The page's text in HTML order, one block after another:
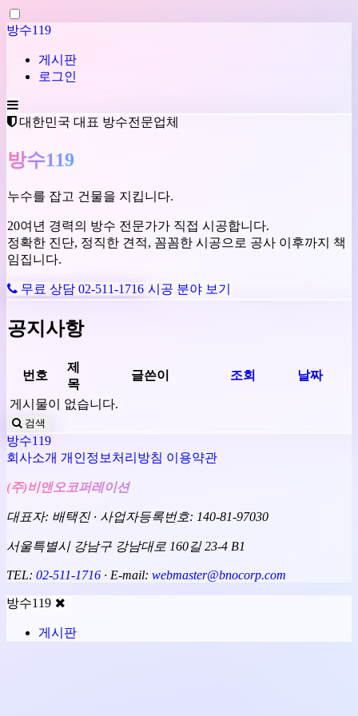
방수119
게시판
로그인
대한민국 대표 방수전문업체
방수119
누수를 잡고 건물을 지킵니다.
20여년 경력의 방수 전문가가 직접 시공합니다.
정확한 진단, 정직한 견적, 꼼꼼한 시공으로 공사 이후까지 책
임집니다.
무료 상담 02-511-1716 시공 분야 보기
공지사항
번호
제
목
글쓴이 조회 날짜
게시물이 없습니다.
검색
방수119
회사소개 개인정보처리방침 이용약관
(주)비앤오코퍼레이션
대표자: 배택진 · 사업자등록번호: 140-81-97030
서울특별시 강남구 강남대로 160길 23-4 B1
TEL: 02-511-1716 · E-mail: webmaster@bnocorp.com
방수119
게시판